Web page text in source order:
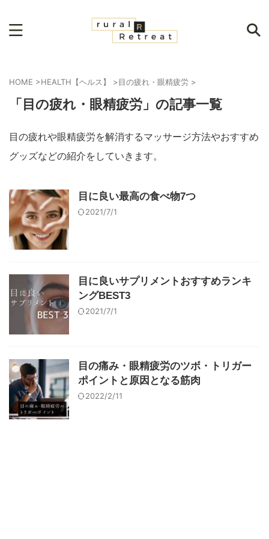
HOME >HEALTH【ヘルス】 >目の疲れ・眼精疲労 >
「目の疲れ・眼精疲労」の記事一覧
目の疲れや眼精疲労を解消するマッサージ方法やおすすめ
グッズなどの紹介をしていきます。
目に良い最高の食べ物7つ
2021/7/1
目に良いサプリメントおすすめランキ
ングBEST3
2021/7/1
目の痛み・眼精疲労のツボ・トリガー
ポイントと原因となる筋肉
2022/2/11